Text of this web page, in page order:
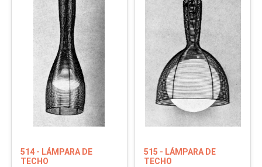
514 - LÁMPARA DE
TECHO
515 - LÁMPARA DE
TECHO